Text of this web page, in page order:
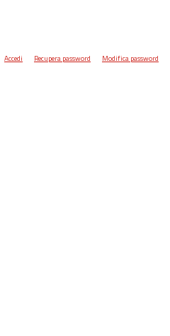
Accedi Recupera password Modifica password